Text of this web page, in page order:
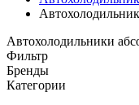
Автохолодильники
Фильтр
Бренды
Категории